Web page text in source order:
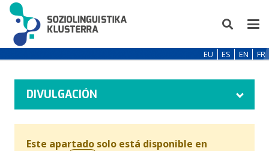
EU ES EN FR
DIVULGACIÓN
Este apartado solo está disponible en